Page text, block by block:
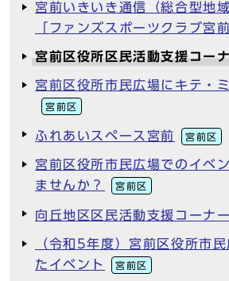
宮前いきいき通信（総合型地
「ファンズスポーツクラブ宮前
宮前区役所区民活動支援コー
宮前区役所市民広場にキテ・
宮前区
ふれあいスペース宮前 宮前区
宮前区役所市民広場でのイベ
ませんか？
宮前区
向丘地区区民活動支援コーナー
（令和5年度）宮前区役所市
たイベント
宮前区